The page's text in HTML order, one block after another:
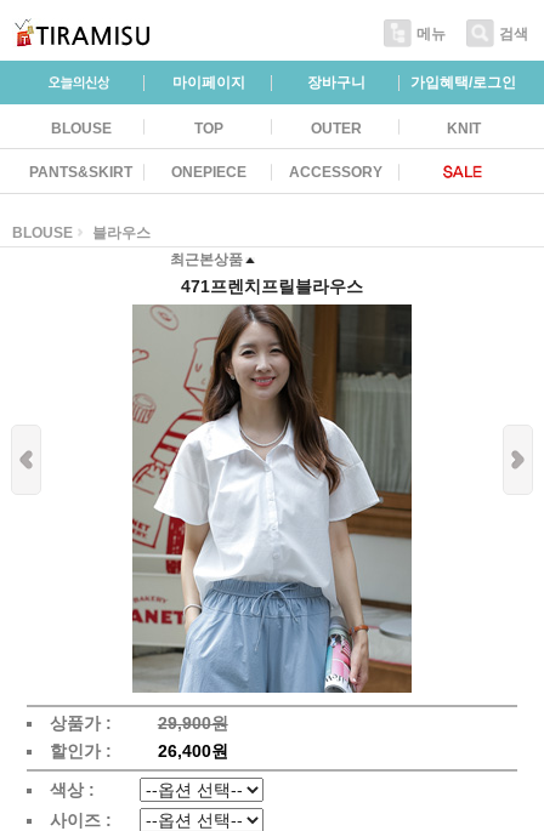
메뉴 검색
마이페이지 장바구니 가입혜택/로그인
BLOUSE TOP OUTER KNIT
PANTS&SKIRT ONEPIECE ACCESSORY
BLOUSE
블라우스
최근본상품
471프렌치프릴블라우스
상품가 :
29,900원
할인가 :
26,400원
색상 :
사이즈 :